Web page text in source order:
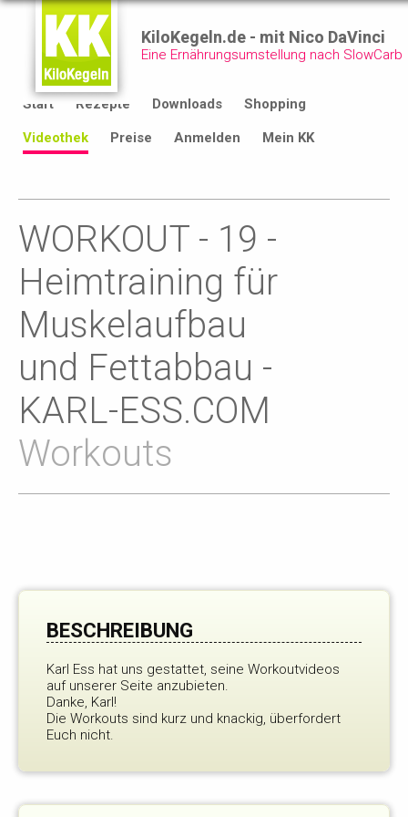
KiloKegeln.de - mit Nico DaVinci
Eine Ernährungsumstellung nach SlowCarb
Start Rezepte Downloads Shopping
Videothek Preise Anmelden Mein KK
WORKOUT - 19 -
Heimtraining für
Muskelaufbau
und Fettabbau -
KARL-ESS.COM
Workouts
BESCHREIBUNG
Karl Ess hat uns gestattet, seine Workoutvideos
auf unserer Seite anzubieten.
Danke, Karl!
Die Workouts sind kurz und knackig, überfordert
Euch nicht.